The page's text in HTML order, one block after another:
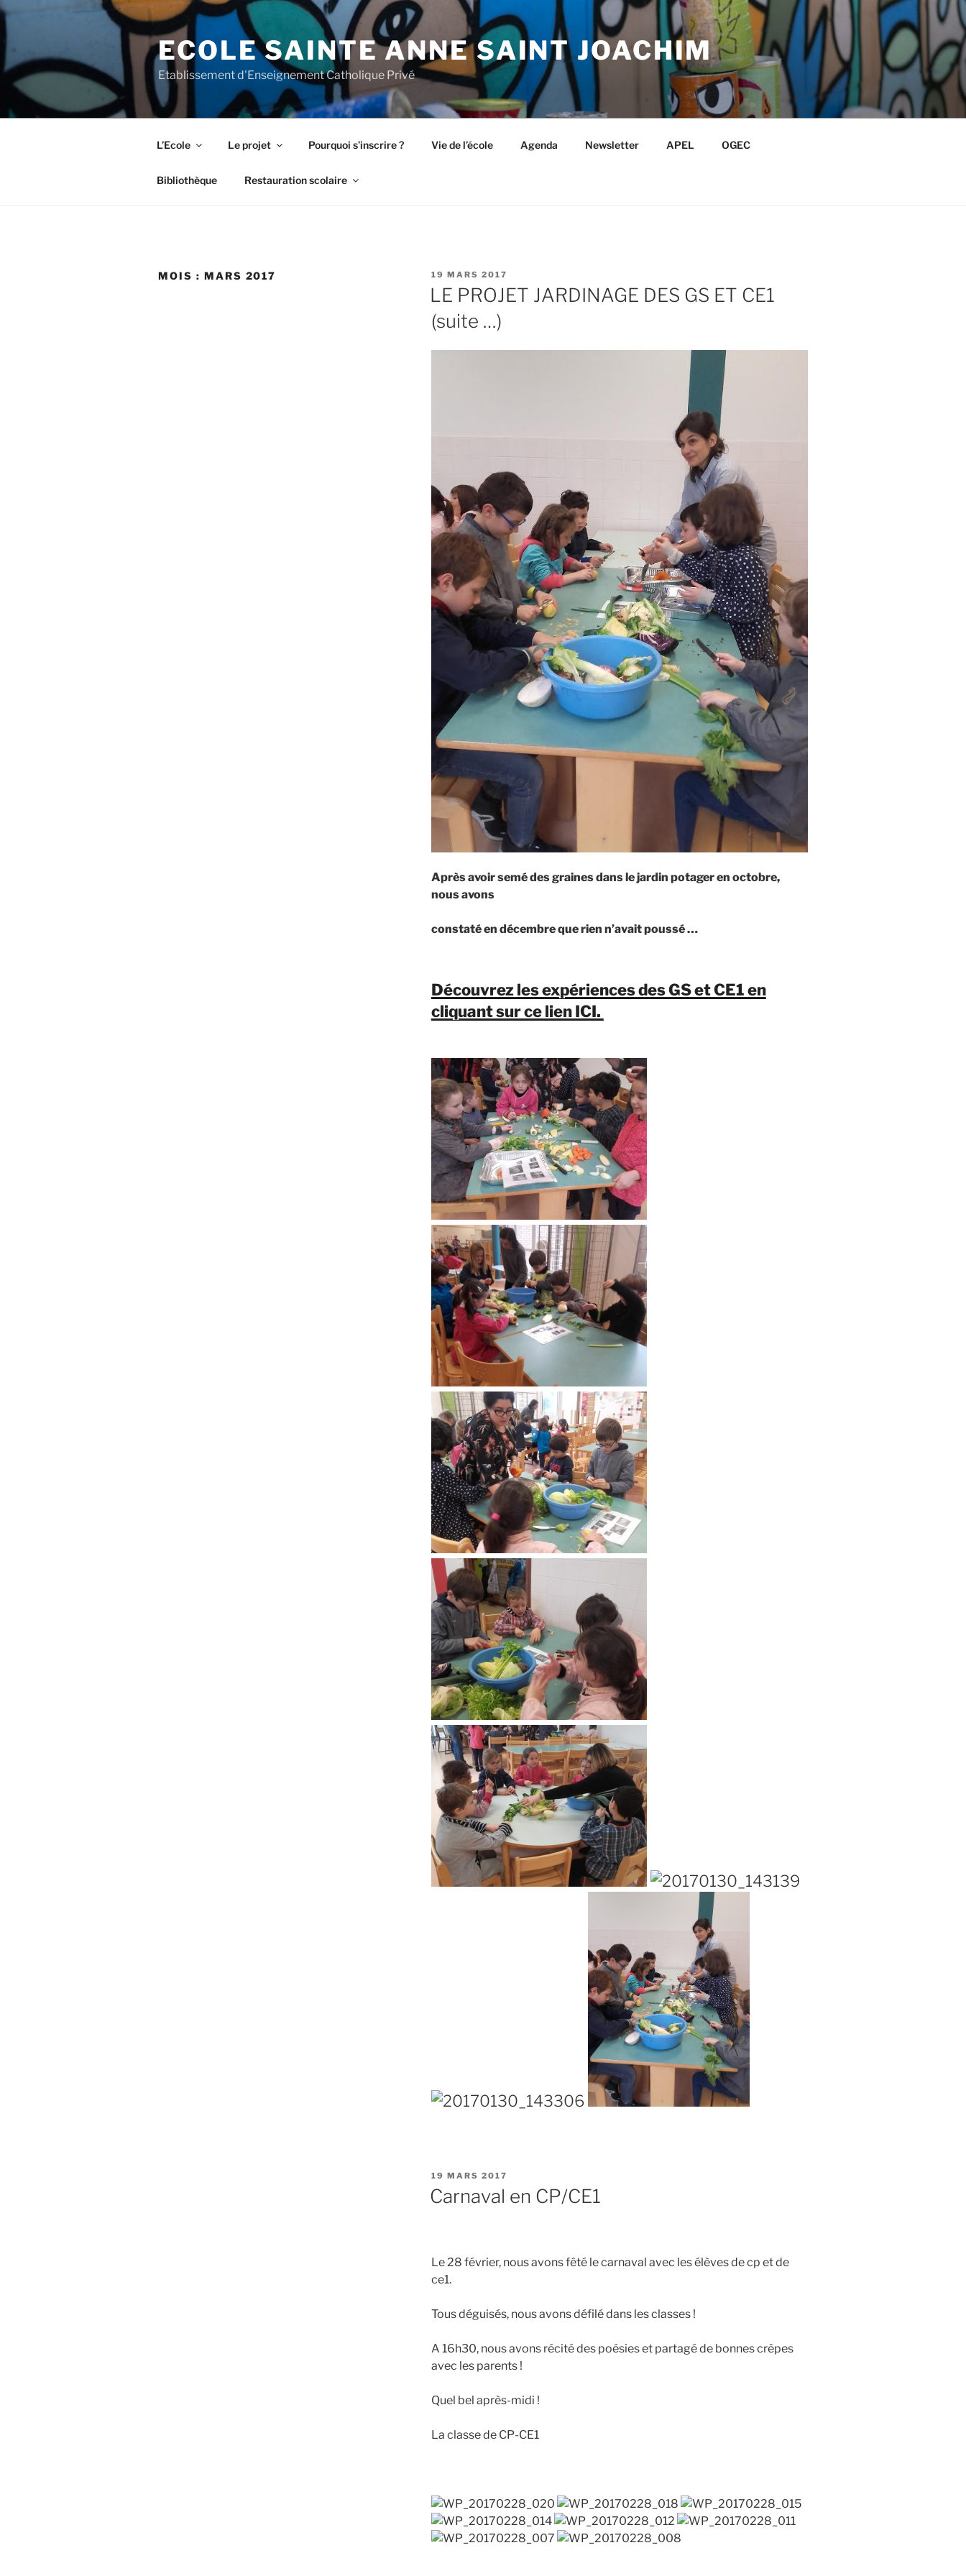
Aller
au
principal
ECOLE SAINTE ANNE SAINT JOACHIM
Etablissement d'Enseignement Catholique Privé
L’Ecole Le projet Pourquoi s’inscrire ? Vie de l’école Agenda Newsletter APEL OGEC
Bibliothèque Restauration scolaire
MOIS : MARS 2017
PUBLIÉ
LE
19 MARS 2017
LE PROJET JARDINAGE DES GS ET CE1
(suite …)
Après avoir semé des graines dans le jardin potager en octobre,
nous avons
constaté en décembre que rien n’avait poussé …
Découvrez les expériences des GS et CE1 en
cliquant sur ce lien ICI.
PUBLIÉ
LE
19 MARS 2017
Carnaval en CP/CE1
Le 28 février, nous avons fêté le carnaval avec les élèves de cp et de
ce1.
Tous déguisés, nous avons défilé dans les classes !
A 16h30, nous avons récité des poésies et partagé de bonnes crêpes
avec les parents !
Quel bel après-midi !
La classe de CP-CE1